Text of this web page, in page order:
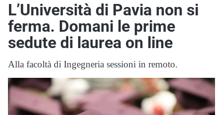
L’Università di Pavia non si
ferma. Domani le prime
sedute di laurea on line
Alla facoltà di Ingegneria sessioni in remoto.